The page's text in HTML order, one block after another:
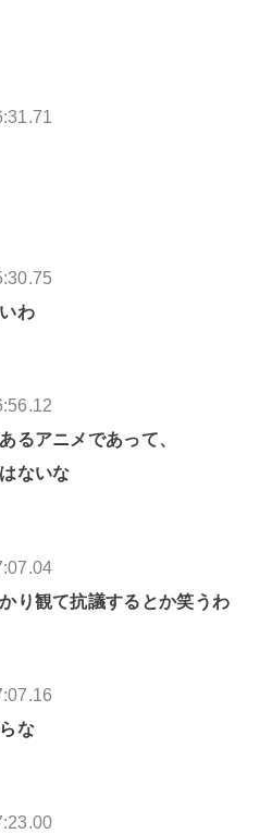
わ
るアニメであって、
ないな
り観て抗議するとか笑うわ
な